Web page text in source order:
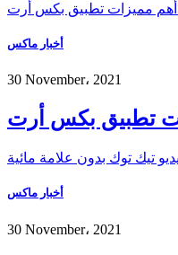
مميزات تطبيق بكس أرت
أخبار ماكس
30 November، 2021
تطبيق بكس أرت
تيك توك بدون علامة مائية
أخبار ماكس
30 November، 2021